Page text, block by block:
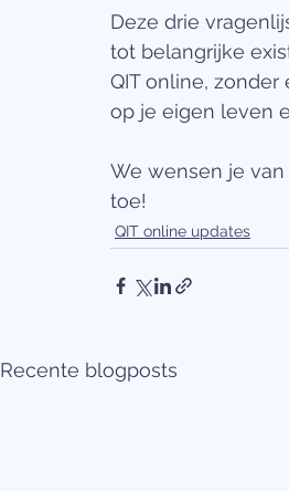
Deze drie
tot belangrijke
QIT online,
op je eigen leven
We wensen je
toe!
QIT online updates
Recente blogposts